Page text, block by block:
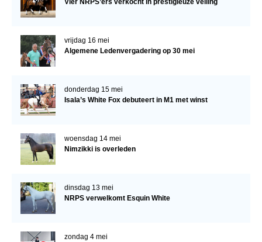
Vier NRPS’ers verkocht in prestigieuze veiling
vrijdag 16 mei
Algemene Ledenvergadering op 30 mei
donderdag 15 mei
Isala’s White Fox debuteert in M1 met winst
woensdag 14 mei
Nimzikki is overleden
dinsdag 13 mei
NRPS verwelkomt Esquin White
zondag 4 mei